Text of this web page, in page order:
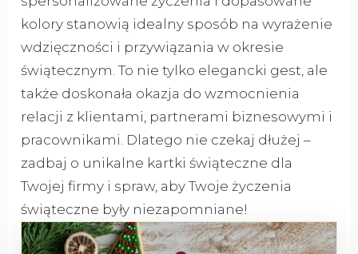
kolory stanowią idealny sposób na wyrażenie
wdzięczności i przywiązania w okresie
świątecznym. To nie tylko elegancki gest, ale
także doskonała okazja do wzmocnienia
relacji z klientami, partnerami biznesowymi i
pracownikami. Dlatego nie czekaj dłużej –
zadbaj o unikalne kartki świąteczne dla
Twojej firmy i spraw, aby Twoje życzenia
świąteczne były niezapomniane!